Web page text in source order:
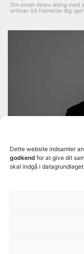
Dette website indsamler
godkend for at give dit
skal indgå i
Din email deles aldrig med
enhver tid framelde dig
er
Interfacedesign -
pensum på mange